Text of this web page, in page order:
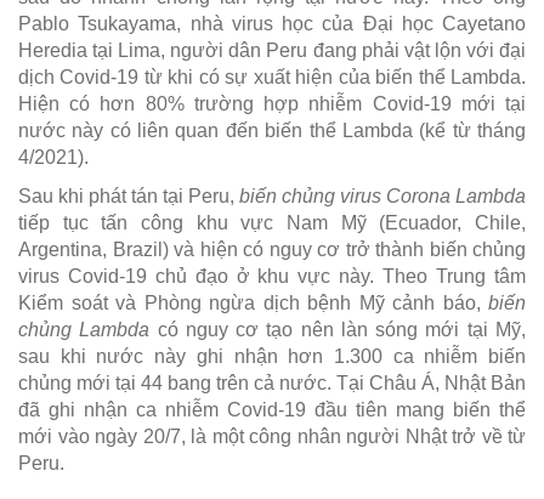
Pablo Tsukayama, nhà virus học của Đại học Cayetano
Heredia tại Lima, người dân Peru đang phải vật lộn với đại
dịch Covid-19 từ khi có sự xuất hiện của biến thể Lambda.
Hiện có hơn 80% trường hợp nhiễm Covid-19 mới tại
nước này có liên quan đến biến thể Lambda (kể từ tháng
4/2021).
Sau khi phát tán tại Peru, biến chủng virus Corona Lambda
tiếp tục tấn công khu vực Nam Mỹ (Ecuador, Chile,
Argentina, Brazil) và hiện có nguy cơ trở thành biến chủng
virus Covid-19 chủ đạo ở khu vực này. Theo Trung tâm
Kiểm soát và Phòng ngừa dịch bệnh Mỹ cảnh báo, biến
chủng Lambda có nguy cơ tạo nên làn sóng mới tại Mỹ,
sau khi nước này ghi nhận hơn 1.300 ca nhiễm biến
chủng mới tại 44 bang trên cả nước. Tại Châu Á, Nhật Bản
đã ghi nhận ca nhiễm Covid-19 đầu tiên mang biến thể
mới vào ngày 20/7, là một công nhân người Nhật trở về từ
Peru.